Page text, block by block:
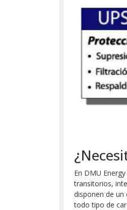
En DMU
transitorios,
disponen de
todo tipo de